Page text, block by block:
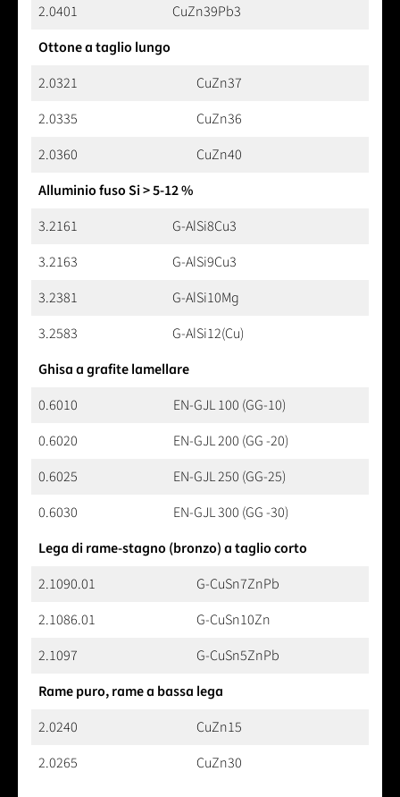
2.0401
CuZn39Pb3
Ottone a taglio lungo
2.0321
CuZn37
2.0335
CuZn36
2.0360
CuZn40
Alluminio fuso Si > 5-12 %
3.2161
G-AlSi8Cu3
3.2163
G-AlSi9Cu3
3.2381
G-AlSi10Mg
3.2583
G-AlSi12(Cu)
Ghisa a grafite lamellare
0.6010
EN-GJL 100 (GG-10)
0.6020
EN-GJL 200 (GG -20)
0.6025
EN-GJL 250 (GG-25)
0.6030
EN-GJL 300 (GG -30)
Lega di rame-stagno (bronzo) a taglio corto
2.1090.01
G-CuSn7ZnPb
2.1086.01
G-CuSn10Zn
2.1097
G-CuSn5ZnPb
Rame puro, rame a bassa lega
2.0240
CuZn15
2.0265
CuZn30